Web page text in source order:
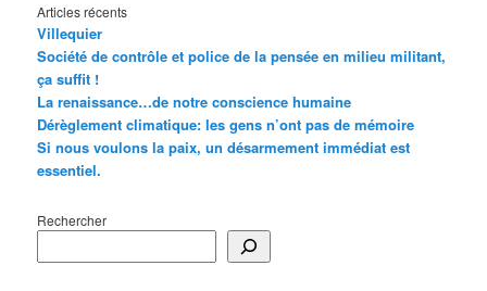
Articles récents
Villequier
Société de contrôle et police de la pensée en milieu militant,
ça suffit !
La renaissance…de notre conscience humaine
Dérèglement climatique: les gens n’ont pas de mémoire
Si nous voulons la paix, un désarmement immédiat est
essentiel.
Rechercher